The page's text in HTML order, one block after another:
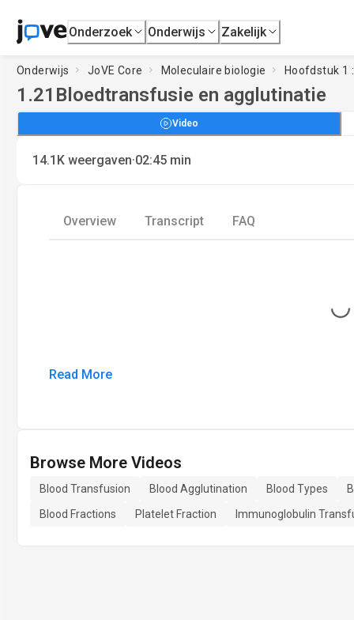
Onderzoek Onderwijs Zakelijk
Onderwijs JoVE Core Moleculaire biologie Hoofdstuk 1
1.21 Bloedtransfusie en agglutinatie
Video
14.1K weergaven·02:45 min
Overview Transcript FAQ
Loading...
Read More
Browse More Videos
Blood Transfusion Blood Agglutination Blood Types
Blood Fractions
Platelet Fraction Immunoglobulin